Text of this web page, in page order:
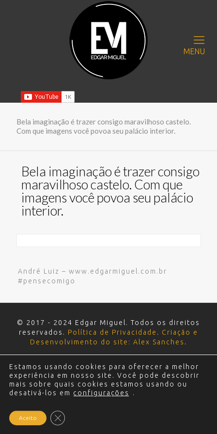
MENU
Bela imaginação é trazer consigo maravilhoso castelo.
Com que imagens você povoa seu palácio interior.
Bela imaginação é trazer consigo
maravilhoso castelo. Com que
imagens você povoa seu palácio
interior.
André Luiz – www.edgarmiguel.com.br
#pensecomigo
© 2017 - 2024 Edgar Miguel. Todos os direitos
reservados. Política de Privacidade . Criação e
Desenvolvimento do site: Alex Sanches .
Estamos usando cookies para oferecer a melhor
experiência em nosso site. Você pode descobrir
mais sobre quais cookies estamos usando ou
desativá-los em configurações .
Aceito Close GDPR Cookie Banner